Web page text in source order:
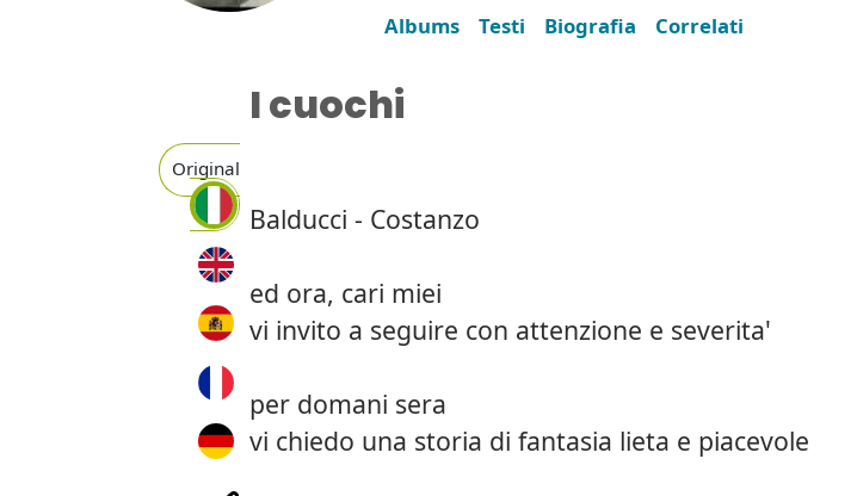
Albums Testi Biografia Correlati
Original
I cuochi
Balducci - Costanzo
ed ora, cari miei
vi invito a seguire con attenzione e severita'
per domani sera
vi chiedo una storia di fantasia lieta e piacevole